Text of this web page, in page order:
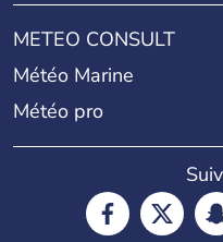
METEO CONSULT
Météo Marine
Météo pro